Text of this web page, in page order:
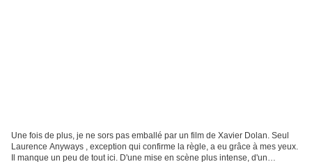
Une fois de plus, je ne sors pas emballé par un film de Xavier Dolan. Seul
Laurence Anyways , exception qui confirme la règle, a eu grâce à mes yeux.
Il manque un peu de tout ici. D'une mise en scène plus intense, d'un